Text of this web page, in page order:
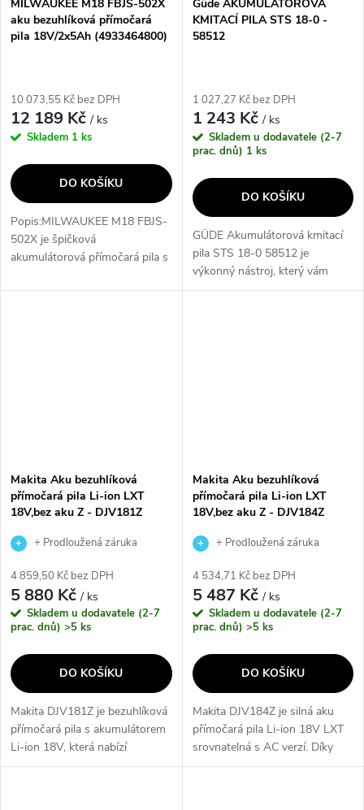
MILWAUKEE M18 FBJS-502X
aku bezuhlíková přímočará
pila 18V/2x5Ah (4933464800)
10 073,55 Kč bez DPH
12 189 Kč/ ks
Skladem 1 ks
DO KOŠÍKU
Popis:MILWAUKEE M18 FBJS-
502X je špičková
akumulátorová přímočará pila s
bezuhlíkovým motorem
Güde AKUMULÁTOROVÁ
KMITACÍ PILA STS 18-0 -
58512
1 027,27 Kč bez DPH
1 243 Kč/ ks
Skladem u dodavatele (2-7
prac. dnů) 1 ks
DO KOŠÍKU
GÜDE Akumulátorová kmitací
pila STS 18-0 58512 je
výkonný nástroj, který vám
umožní snadno a rychle
Makita Aku bezuhlíková
přímočará pila Li-ion LXT
18V,bez aku Z - DJV181Z
+ Prodloužená záruka
4 859,50 Kč bez DPH
5 880 Kč/ ks
Skladem u dodavatele (2-7
prac. dnů) >5 ks
DO KOŠÍKU
Makita DJV181Z je bezuhlíková
přímočará pila s akumulátorem
Li-ion 18V, která nabízí
pozvolný start pro přesnou
Makita Aku bezuhlíková
přímočará pila Li-ion LXT
18V,bez aku Z - DJV184Z
+ Prodloužená záruka
4 534,71 Kč bez DPH
5 487 Kč/ ks
Skladem u dodavatele (2-7
prac. dnů) >5 ks
DO KOŠÍKU
Makita DJV184Z je silná aku
přímočará pila Li-ion 18V LXT
srovnatelná s AC verzí. Díky
pozvolnému startu umožňuje